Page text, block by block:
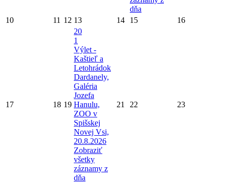
dňa
10 11 12 13 14 15 16
17 18 19
20
1
Výlet -
Kaštieľ a
Letohrádok
Dardanely,
Galéria
Jozefa
Hanulu,
ZOO v
Spišskej
Novej Vsi,
20.8.2026
Zobraziť
všetky
záznamy z
dňa
21 22 23